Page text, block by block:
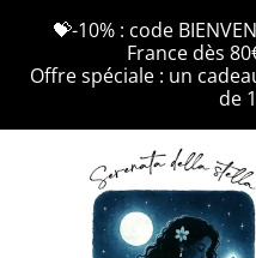
💝-10% : code
France dès
Offre spéciale : un
de